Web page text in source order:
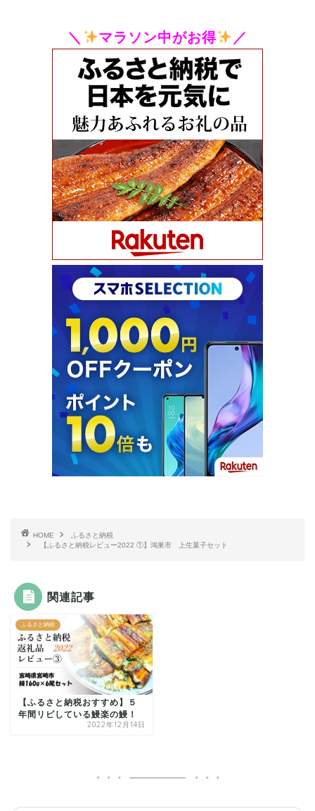
＼ マラソン中がお得 ／
HOME
ふるさと納税
【ふるさと納税レビュー2022 ①】鴻巣市 上生菓子セット
関連記事
ふるさと納税
【ふるさと納税おすすめ】５
年間リピしている鰻楽の鰻！
2022年12月14日